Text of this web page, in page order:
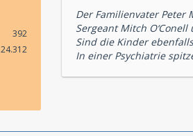
392
24.312
Der Familienvater Peter
Sergeant Mitch
Sind die Kinder
In einer Psychiatrie